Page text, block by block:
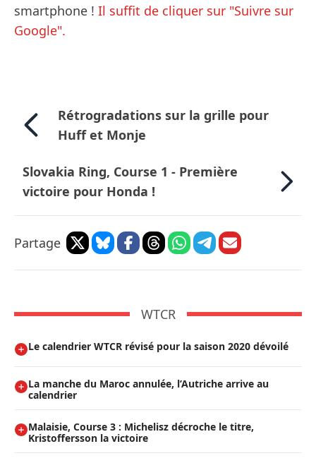
smartphone ! Il suffit de cliquer sur "Suivre sur
Google".
Rétrogradations sur la grille pour
Huff et Monje
Slovakia Ring, Course 1 - Première
victoire pour Honda !
Partage
WTCR
Le calendrier WTCR révisé pour la saison 2020 dévoilé
La manche du Maroc annulée, l’Autriche arrive au
calendrier
Malaisie, Course 3 : Michelisz décroche le titre,
Kristoffersson la victoire